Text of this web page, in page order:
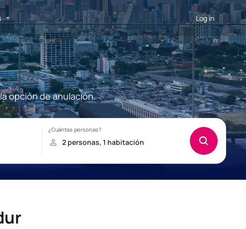
Log in
opción de anulación.